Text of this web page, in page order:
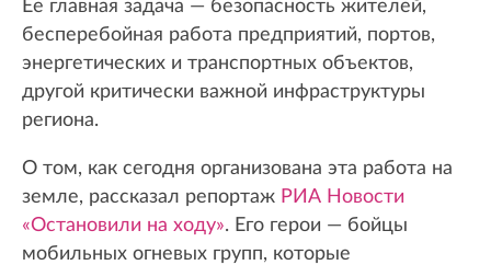
Ее главная задача — безопасность жителей,
бесперебойная работа предприятий, портов,
энергетических и транспортных объектов,
другой критически важной инфраструктуры
региона.
О том, как сегодня организована эта работа на
земле, рассказал репортаж РИА Новости
«Остановили на ходу». Его герои — бойцы
мобильных огневых групп, которые